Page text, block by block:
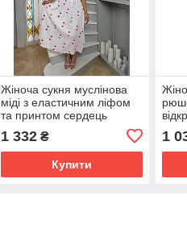
Жіноча сукня муслінова
міді з еластичним ліфом
та принтом сердець
1 332₴
Купити
1